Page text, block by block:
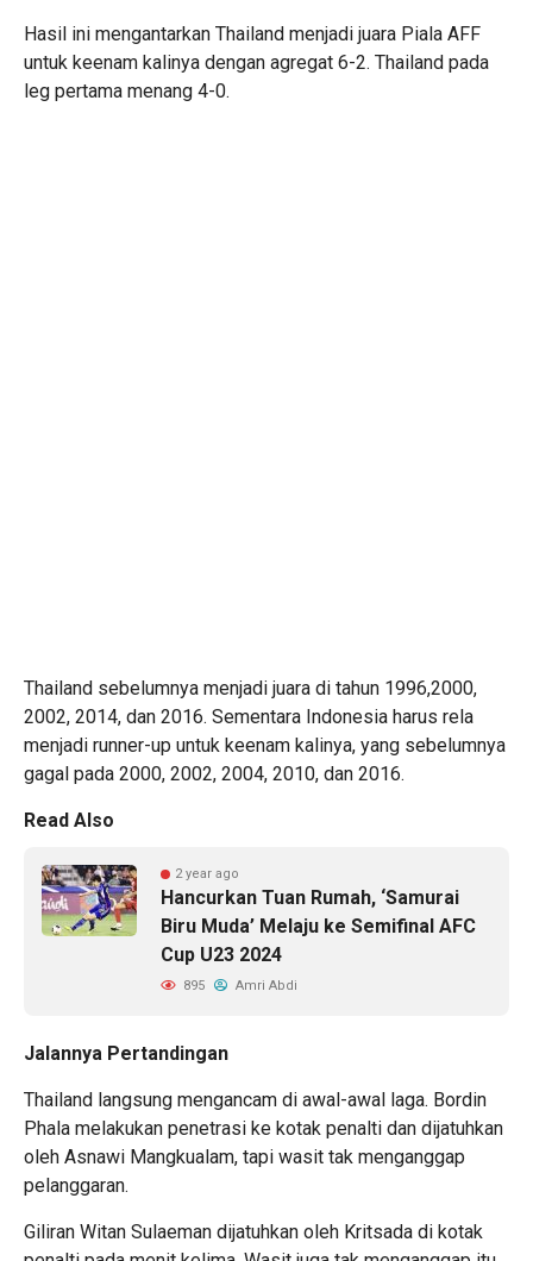
Hasil ini mengantarkan Thailand menjadi juara Piala AFF
untuk keenam kalinya dengan agregat 6-2. Thailand pada
leg pertama menang 4-0.
Thailand sebelumnya menjadi juara di tahun 1996,2000,
2002, 2014, dan 2016. Sementara Indonesia harus rela
menjadi runner-up untuk keenam kalinya, yang sebelumnya
gagal pada 2000, 2002, 2004, 2010, dan 2016.
Read Also
2 year ago
Hancurkan Tuan Rumah, ‘Samurai
Biru Muda’ Melaju ke Semifinal AFC
Cup U23 2024
895 Amri Abdi
Jalannya Pertandingan
Thailand langsung mengancam di awal-awal laga. Bordin
Phala melakukan penetrasi ke kotak penalti dan dijatuhkan
oleh Asnawi Mangkualam, tapi wasit tak menganggap
pelanggaran.
Giliran Witan Sulaeman dijatuhkan oleh Kritsada di kotak